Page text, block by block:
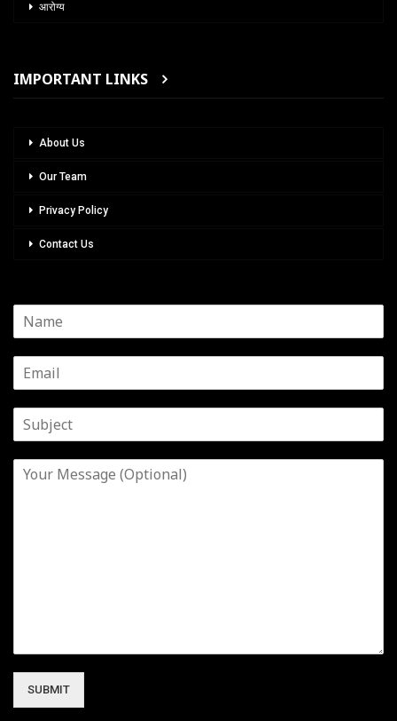
आरोग्य
IMPORTANT LINKS
About Us
Our Team
Privacy Policy
Contact Us
SUBMIT